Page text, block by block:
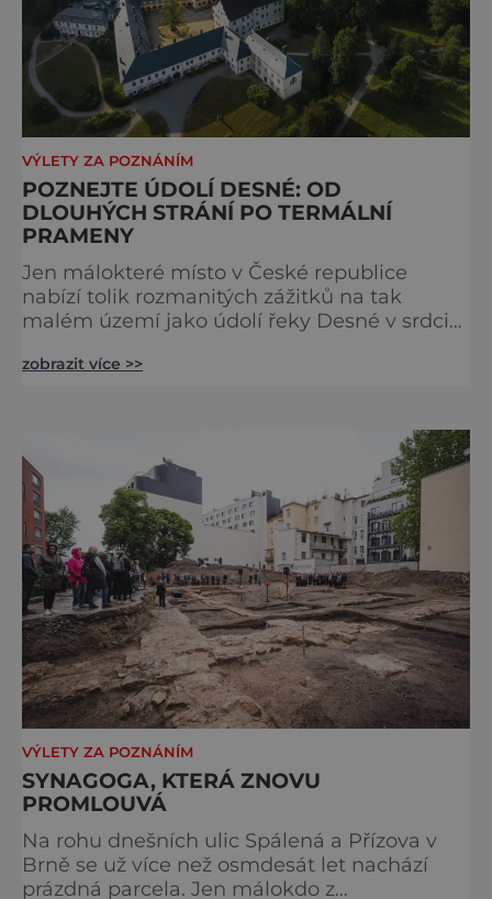
VÝLETY ZA POZNÁNÍM
POZNEJTE ÚDOLÍ DESNÉ: OD
DLOUHÝCH STRÁNÍ PO TERMÁLNÍ
PRAMENY
Jen málokteré místo v České republice
nabízí tolik rozmanitých zážitků na tak
malém území jako údolí řeky Desné v srdci
nahlédnout do útrob jedné z
na koloběžce a den zakončit poznáváním
památek ve Velkých Losinách nebo v
termálním parku. [caption
id="attachment_92379" align="
zobrazit více >>
VÝLETY ZA POZNÁNÍM
SYNAGOGA, KTERÁ ZNOVU
PROMLOUVÁ
Na rohu dnešních ulic Spálená a Přízova v
Brně se už více než osmdesát let nachází
prázdná parcela. Jen málokdo z